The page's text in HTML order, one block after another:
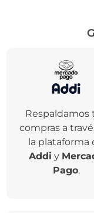
Respaldamos
compras a
la plataforma
Addi y
Pago.